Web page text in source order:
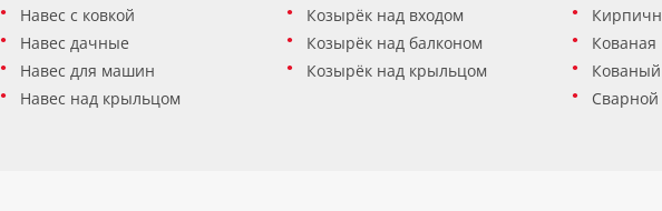
Навес с ковкой
Навес дачные
Навес для машин
Навес над крыльцом
Козырёк над входом
Козырёк над балконом
Козырёк над крыльцом
Кованая
Сварной